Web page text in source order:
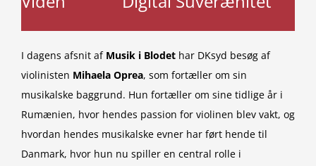
I dagens afsnit af Musik i Blodet har DKsyd besøg af
violinisten Mihaela Oprea, som fortæller om sin
musikalske baggrund. Hun fortæller om sine tidlige år i
Rumænien, hvor hendes passion for violinen blev vakt, og
hvordan hendes musikalske evner har ført hende til
Danmark, hvor hun nu spiller en central rolle i